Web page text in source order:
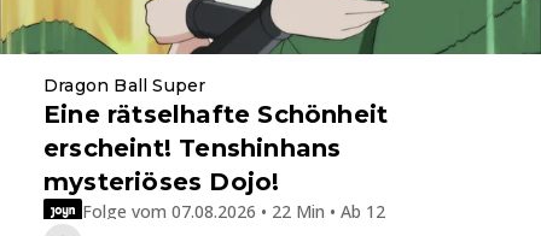
Dragon Ball Super
Eine rätselhafte Schönheit
erscheint! Tenshinhans
mysteriöses Dojo!
Folge vom 07.08.2026 • 22 Min • Ab 12